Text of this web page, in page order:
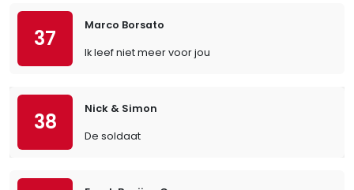
37
Marco Borsato
Ik leef niet meer voor jou
38
Nick & Simon
De soldaat